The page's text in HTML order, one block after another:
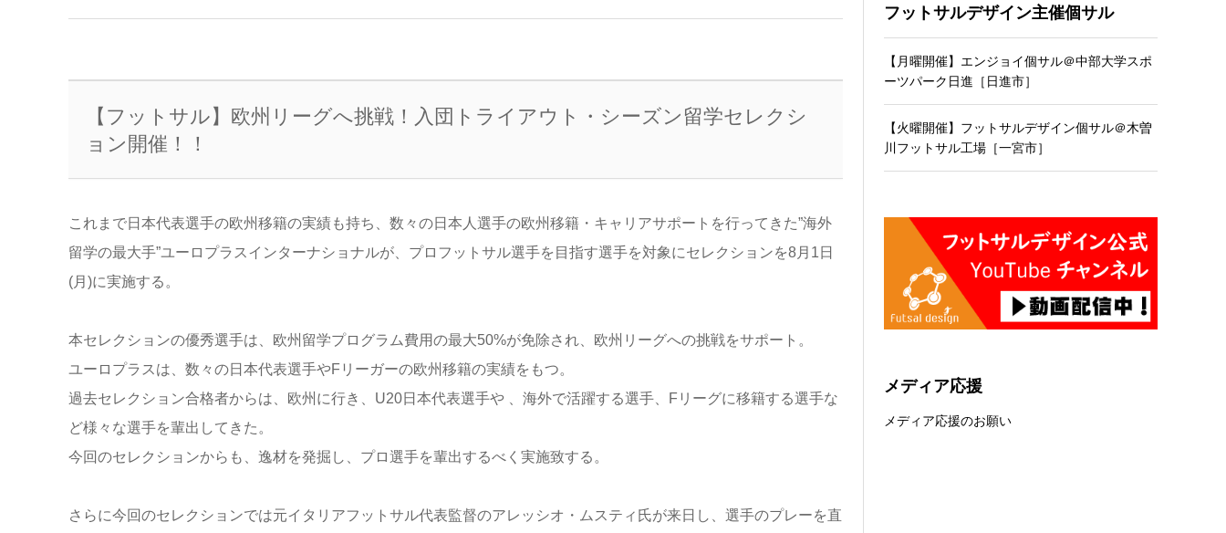
【フットサル】欧州リーグへ挑戦！入団トライアウト・シーズン留学セレクシ
ョン開催！！
これまで日本代表選手の欧州移籍の実績も持ち、数々の日本人選手の欧州移籍・キャリアサポートを行ってきた”海外
留学の最大手”ユーロプラスインターナショナルが、プロフットサル選手を目指す選手を対象にセレクションを8月1日
(月)に実施する。
本セレクションの優秀選手は、欧州留学プログラム費用の最大50%が免除され、欧州リーグへの挑戦をサポート。
ユーロプラスは、数々の日本代表選手やFリーガーの欧州移籍の実績をもつ。
過去セレクション合格者からは、欧州に行き、U20日本代表選手や 、海外で活躍する選手、Fリーグに移籍する選手な
ど様々な選手を輩出してきた。
今回のセレクションからも、逸材を発掘し、プロ選手を輩出するべく実施致する。
さらに今回のセレクションでは元イタリアフットサル代表監督のアレッシオ・ムスティ氏が来日し、選手のプレーを直
フットサルデザイン主催個サル
【月曜開催】エンジョイ個サル＠中部大学スポ
ーツパーク日進［日進市］
【火曜開催】フットサルデザイン個サル＠木曽
川フットサル工場［一宮市］
メディア応援
メディア応援のお願い